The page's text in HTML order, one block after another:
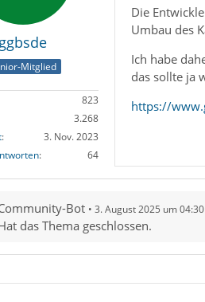
ggbsde
Mitglied
823
3.268
3. Nov. 2023
64
Die
Umbau des
Ich habe
das sollte ja
https://
Bot 3. August 2025 um 04:30
das Thema geschlossen.